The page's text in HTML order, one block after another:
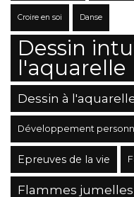
Croire en soi Danse
Dessin
l'aquarelle
Dessin à
Développement
Epreuves de la vie
Flammes jumelles